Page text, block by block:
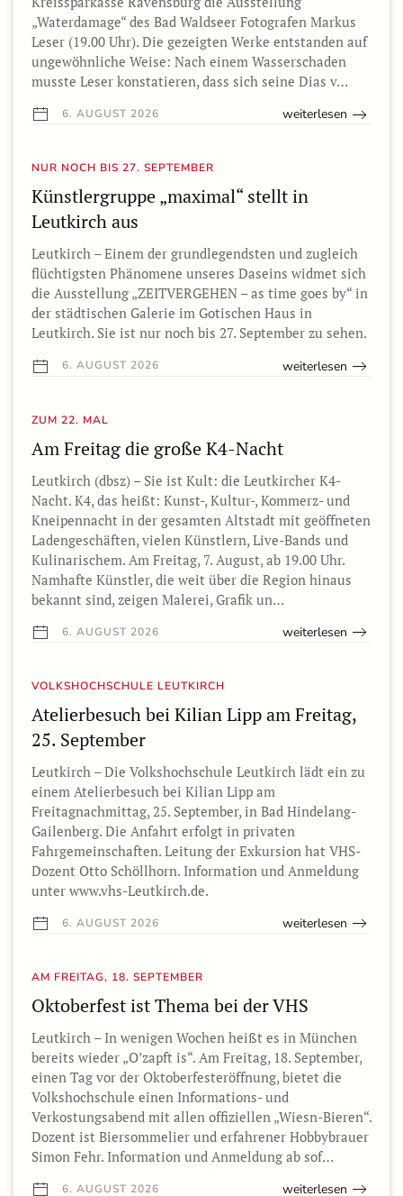
„Waterdamage“ des Bad Waldseer Fotografen Markus
Leser (19.00 Uhr). Die gezeigten Werke entstanden auf
ungewöhnliche Weise: Nach einem Wasserschaden
musste Leser konstatieren, dass sich seine Dias v…
6. AUGUST 2026 weiterlesen
NUR NOCH BIS 27. SEPTEMBER
Künstlergruppe „maximal“ stellt in
Leutkirch aus
Leutkirch – Einem der grundlegendsten und zugleich
flüchtigsten Phänomene unseres Daseins widmet sich
die Ausstellung „ZEITVERGEHEN – as time goes by“ in
der städtischen Galerie im Gotischen Haus in
Leutkirch. Sie ist nur noch bis 27. September zu sehen.
6. AUGUST 2026 weiterlesen
ZUM 22. MAL
Am Freitag die große K4-Nacht
Leutkirch (dbsz) – Sie ist Kult: die Leutkircher K4-
Nacht. K4, das heißt: Kunst-, Kultur-, Kommerz- und
Kneipennacht in der gesamten Altstadt mit geöffneten
Ladengeschäften, vielen Künstlern, Live-Bands und
Kulinarischem. Am Freitag, 7. August, ab 19.00 Uhr.
Namhafte Künstler, die weit über die Region hinaus
bekannt sind, zeigen Malerei, Grafik un…
6. AUGUST 2026 weiterlesen
VOLKSHOCHSCHULE LEUTKIRCH
Atelierbesuch bei Kilian Lipp am Freitag,
25. September
Leutkirch – Die Volkshochschule Leutkirch lädt ein zu
einem Atelierbesuch bei Kilian Lipp am
Freitagnachmittag, 25. September, in Bad Hindelang-
Gailenberg. Die Anfahrt erfolgt in privaten
Fahrgemeinschaften. Leitung der Exkursion hat VHS-
Dozent Otto Schöllhorn. Information und Anmeldung
unter www.vhs-Leutkirch.de.
6. AUGUST 2026 weiterlesen
AM FREITAG, 18. SEPTEMBER
Oktoberfest ist Thema bei der VHS
Leutkirch – In wenigen Wochen heißt es in München
bereits wieder „O’zapft is“. Am Freitag, 18. September,
einen Tag vor der Oktoberfesteröffnung, bietet die
Volkshochschule einen Informations- und
Verkostungsabend mit allen offiziellen „Wiesn-Bieren“.
Dozent ist Biersommelier und erfahrener Hobbybrauer
Simon Fehr. Information und Anmeldung ab sof…
6. AUGUST 2026 weiterlesen